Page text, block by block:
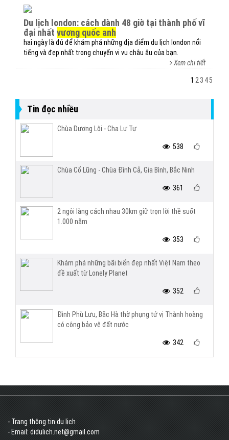
du lịch london: cách dành 48 giờ tại thành phố vĩ
đại nhất vương quốc anh
hai ngày là đủ để khám phá những địa điểm du lịch london nổi
tiếng và đẹp nhất trong chuyến vi vu châu âu của bạn.
Xem chi tiết
1 2 3 45
Tin đọc nhiều
Chùa Dương Lôi - Cha Lư Tự
538
Chùa Cổ Lũng - Chùa Đình Cả, Gia Bình, Bắc Ninh
361
2 ngôi làng cách nhau 30km giữ trọn lời thề suốt
1.000 năm
353
Khám phá những bãi biển đẹp nhất Việt Nam theo
đề xuất từ Lonely Planet
352
Đình Phù Lưu, Bắc Hà thờ phụng tứ vị Thành hoàng
có công bảo vệ đất nước
342
- Trang thông tin du lịch
- Email: didulich.net@gmail.com